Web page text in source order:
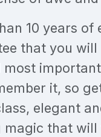
10 years of
that you
most
it, so
elegant
magic that will